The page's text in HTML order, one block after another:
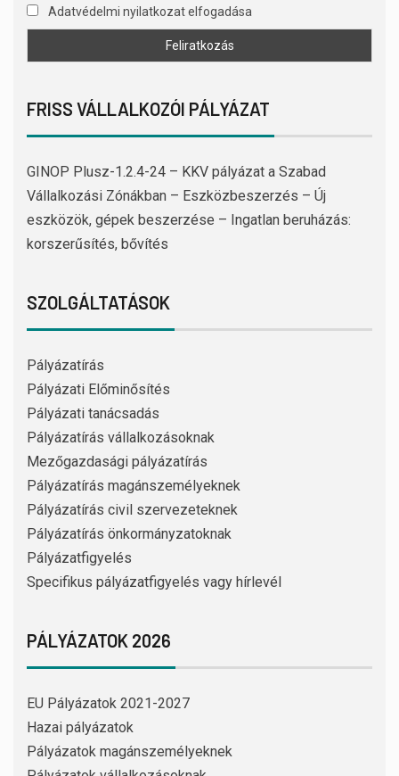
Adatvédelmi nyilatkozat elfogadása
FRISS VÁLLALKOZÓI PÁLYÁZAT
GINOP Plusz-1.2.4-24 – KKV pályázat a Szabad
Vállalkozási Zónákban – Eszközbeszerzés – Új
eszközök, gépek beszerzése – Ingatlan beruházás:
korszerűsítés, bővítés
SZOLGÁLTATÁSOK
Pályázatírás
Pályázati Előminősítés
Pályázati tanácsadás
Pályázatírás vállalkozásoknak
Mezőgazdasági pályázatírás
Pályázatírás magánszemélyeknek
Pályázatírás civil szervezeteknek
Pályázatírás önkormányzatoknak
Pályázatfigyelés
Specifikus pályázatfigyelés vagy hírlevél
PÁLYÁZATOK 2026
EU Pályázatok 2021-2027
Hazai pályázatok
Pályázatok magánszemélyeknek